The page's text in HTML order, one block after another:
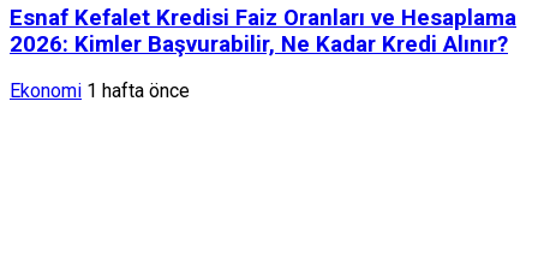
Esnaf Kefalet Kredisi Faiz Oranları ve Hesaplama
2026: Kimler Başvurabilir, Ne Kadar Kredi Alınır?
Ekonomi 1 hafta önce